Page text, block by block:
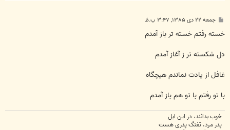
پ
ت
جمعه ۲۲ دی ۱۳۸۵, ۳:۴۷ ب.ظ
خسته رفتم خسته تر باز آمدم
دل شکسته تر ز آغاز آمدم
غافل از يادت نماندم هيچگاه
با تو رفتم با تو هم باز آمدم
خوب بدانند، در این ایل
پدر مرد، تفنگ پدری هست